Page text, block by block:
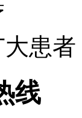
患者
线